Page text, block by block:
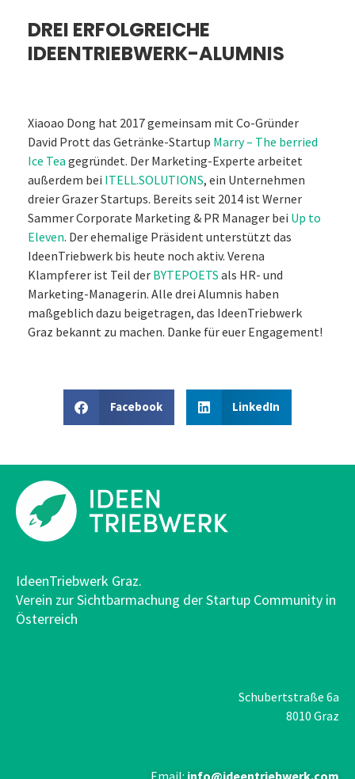
DREI ERFOLGREICHE
IDEENTRIEBWERK-ALUMNIS
Xiaoao Dong hat 2017 gemeinsam mit Co-Gründer
David Prott das Getränke-Startup Marry – The berried
Ice Tea gegründet. Der Marketing-Experte arbeitet
außerdem bei ITELL.SOLUTIONS, ein Unternehmen
dreier Grazer Startups. Bereits seit 2014 ist Werner
Sammer Corporate Marketing & PR Manager bei Up to
Eleven. Der ehemalige Präsident unterstützt das
IdeenTriebwerk bis heute noch aktiv. Verena
Klampferer ist Teil der BYTEPOETS als HR- und
Marketing-Managerin. Alle drei Alumnis haben
maßgeblich dazu beigetragen, das IdeenTriebwerk
Graz bekannt zu machen. Danke für euer Engagement!
Facebook LinkedIn
IdeenTriebwerk Graz.
Verein zur Sichtbarmachung der Startup Community in
Österreich
Schubertstraße 6a
8010 Graz
Email: info@ideentriebwerk.com